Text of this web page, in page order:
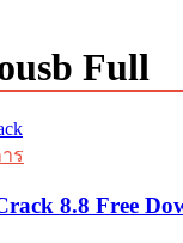
Full
ร
8.8 Free